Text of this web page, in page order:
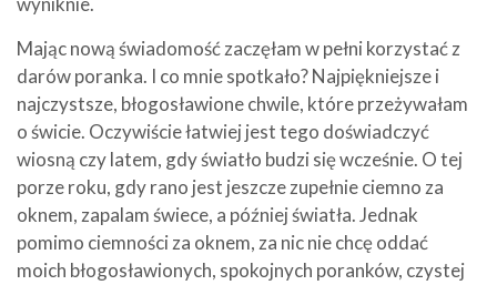
Mając nową świadomość zaczęłam w pełni korzystać z
darów poranka. I co mnie spotkało? Najpiękniejsze i
najczystsze, błogosławione chwile, które przeżywałam
o świcie. Oczywiście łatwiej jest tego doświadczyć
wiosną czy latem, gdy światło budzi się wcześnie. O tej
porze roku, gdy rano jest jeszcze zupełnie ciemno za
oknem, zapalam świece, a później światła. Jednak
pomimo ciemności za oknem, za nic nie chcę oddać
moich błogosławionych, spokojnych poranków, czystej